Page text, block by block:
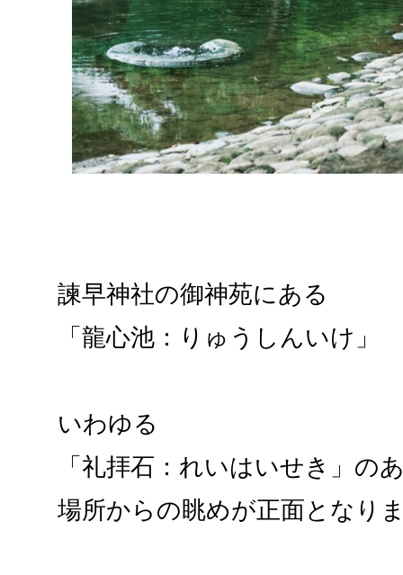
諫早神社の御神苑にある
「龍心池：りゅうしんいけ」
いわゆる
「礼拝石：れいはいせき」の
場所からの眺めが正面となり